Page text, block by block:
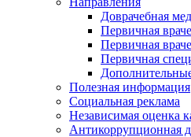
Доврачебная
Первичная
Первичная
Первичная
Полезная информация
Социальная реклама
Независимая оценка
Антикоррупционная